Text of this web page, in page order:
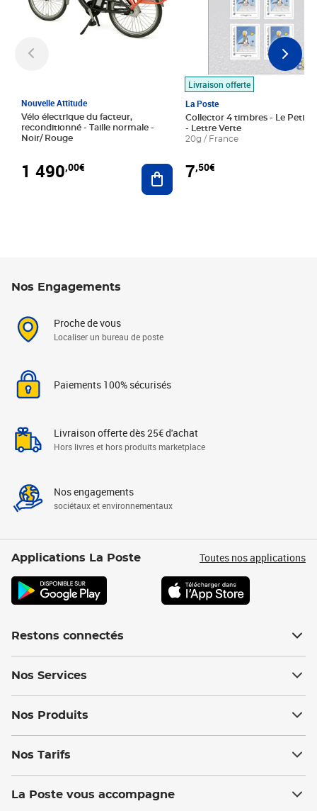
Nouvelle Attitude
Vélo électrique du facteur,
reconditionné - Taille normale -
Noir/ Rouge
1 490,00€ Ajouter au panier
Livraison offerte
La Poste
Collector 4 timbres - Le Petit
- Lettre Verte
20g / France
7,50€
Nos Engagements
Proche de vous
Localiser un bureau de poste
Paiements 100% sécurisés
Livraison offerte dès 25€ d'achat
Hors livres et hors produits marketplace
Nos engagements
sociétaux et environnementaux
Applications La Poste Toutes nos applications
Restons connectés
Nos Services
Nos Produits
Nos Tarifs
La Poste vous accompagne